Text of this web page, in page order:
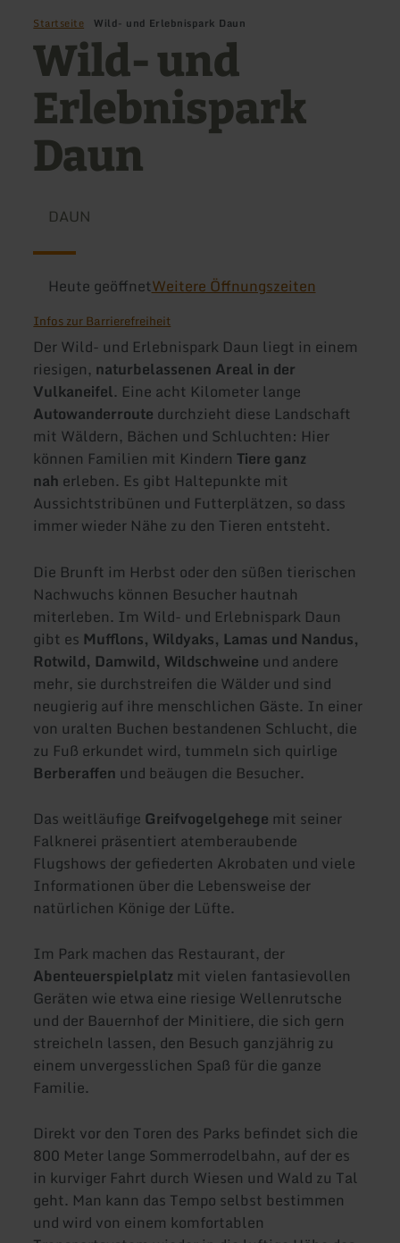
Startseite Wild- und Erlebnispark Daun
Wild- und
Erlebnispark
Daun
DAUN
Heute geöffnetWeitere Öffnungszeiten
Infos zur Barrierefreiheit
Der Wild- und Erlebnispark Daun liegt in einem
riesigen, naturbelassenen Areal in der
Vulkaneifel. Eine acht Kilometer lange
Autowanderroute durchzieht diese Landschaft
mit Wäldern, Bächen und Schluchten: Hier
können Familien mit KindernTiere ganz
nah erleben. Es gibt Haltepunkte mit
Aussichtstribünen und Futterplätzen, so dass
immer wieder Nähe zu den Tieren entsteht.
Die Brunft im Herbst oder den süßen tierischen
Nachwuchs können Besucher hautnah
miterleben. Im Wild- und Erlebnispark Daun
gibt es Mufflons, Wildyaks, Lamas und Nandus,
Rotwild, Damwild, Wildschweine und andere
mehr, sie durchstreifen die Wälder und sind
neugierig auf ihre menschlichen Gäste. In einer
von uralten Buchen bestandenen Schlucht, die
zu Fuß erkundet wird, tummeln sich quirlige
Berberaffen und beäugen die Besucher.
Das weitläufige Greifvogelgehege mit seiner
Falknerei präsentiert atemberaubende
Flugshows der gefiederten Akrobaten und viele
Informationen über die Lebensweise der
natürlichen Könige der Lüfte.
Im Park machen das Restaurant, der
Abenteuerspielplatz mit vielen fantasievollen
Geräten wie etwa eine riesige Wellenrutsche
und der Bauernhof der Minitiere, die sich gern
streicheln lassen, den Besuch ganzjährig zu
einem unvergesslichen Spaß für die ganze
Familie.
Direkt vor den Toren des Parks befindet sich die
800 Meter lange Sommerrodelbahn, auf der es
in kurviger Fahrt durch Wiesen und Wald zu Tal
geht. Man kann das Tempo selbst bestimmen
und wird von einem komfortablen